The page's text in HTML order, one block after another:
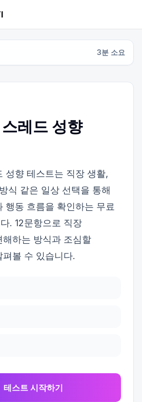
3분 소요
레드 성향
성향 테스트는 직장 생활,
식 같은 일상 선택을 통해
행동 흐름을 확인하는 무료
. 12문항으로 직장
하는 방식과 조심할
볼 수 있습니다.
테스트 시작하기